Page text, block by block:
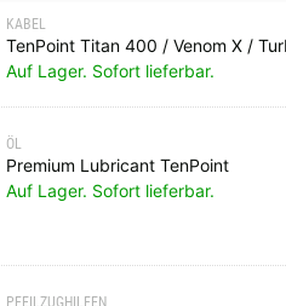
KABEL
TenPoint Titan 400 / Venom X /
Auf Lager. Sofort lieferbar.
ÖL
Premium Lubricant TenPoint
Auf Lager. Sofort lieferbar.